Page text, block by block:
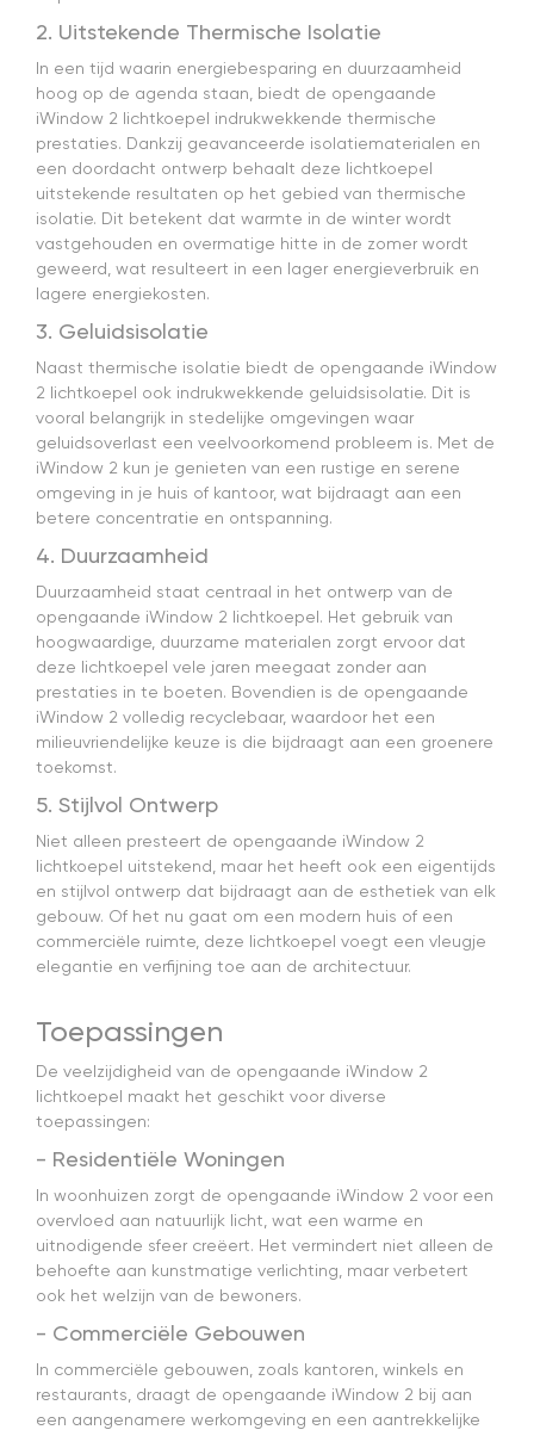
2. Uitstekende Thermische Isolatie
In een tijd waarin energiebesparing en duurzaamheid
hoog op de agenda staan, biedt de opengaande
iWindow 2 lichtkoepel indrukwekkende thermische
prestaties. Dankzij geavanceerde isolatiematerialen en
een doordacht ontwerp behaalt deze lichtkoepel
uitstekende resultaten op het gebied van thermische
isolatie. Dit betekent dat warmte in de winter wordt
vastgehouden en overmatige hitte in de zomer wordt
geweerd, wat resulteert in een lager energieverbruik en
lagere energiekosten.
3. Geluidsisolatie
Naast thermische isolatie biedt de opengaande iWindow
2 lichtkoepel ook indrukwekkende geluidsisolatie. Dit is
vooral belangrijk in stedelijke omgevingen waar
geluidsoverlast een veelvoorkomend probleem is. Met de
iWindow 2 kun je genieten van een rustige en serene
omgeving in je huis of kantoor, wat bijdraagt aan een
betere concentratie en ontspanning.
4. Duurzaamheid
Duurzaamheid staat centraal in het ontwerp van de
opengaande iWindow 2 lichtkoepel. Het gebruik van
hoogwaardige, duurzame materialen zorgt ervoor dat
deze lichtkoepel vele jaren meegaat zonder aan
prestaties in te boeten. Bovendien is de opengaande
iWindow 2 volledig recyclebaar, waardoor het een
milieuvriendelijke keuze is die bijdraagt aan een groenere
toekomst.
5. Stijlvol Ontwerp
Niet alleen presteert de opengaande iWindow 2
lichtkoepel uitstekend, maar het heeft ook een eigentijds
en stijlvol ontwerp dat bijdraagt aan de esthetiek van elk
gebouw. Of het nu gaat om een modern huis of een
commerciële ruimte, deze lichtkoepel voegt een vleugje
elegantie en verfijning toe aan de architectuur.
Toepassingen
De veelzijdigheid van de opengaande iWindow 2
lichtkoepel maakt het geschikt voor diverse
toepassingen:
- Residentiële Woningen
In woonhuizen zorgt de opengaande iWindow 2 voor een
overvloed aan natuurlijk licht, wat een warme en
uitnodigende sfeer creëert. Het vermindert niet alleen de
behoefte aan kunstmatige verlichting, maar verbetert
ook het welzijn van de bewoners.
- Commerciële Gebouwen
In commerciële gebouwen, zoals kantoren, winkels en
restaurants, draagt de opengaande iWindow 2 bij aan
een aangenamere werkomgeving en een aantrekkelijke